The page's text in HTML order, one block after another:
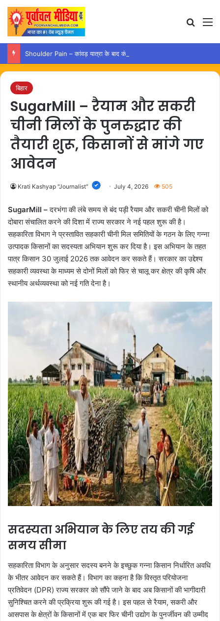
बिहार
SugarMill – रैयाम और सकरी
चीनी मिलों के पुनरुद्धार की
तैयारी शुरू, किसानों से मांगे गए
आवेदन
Krati Kashyap "Journalist" July 4, 2026 505
SugarMill –दरभंगा की लंबे समय से बंद पड़ी रैयाम और सकरी चीनी मिलों को
दोबारा संचालित करने की दिशा में राज्य सरकार ने नई पहल शुरू की है।
सहकारिता विभाग ने प्रस्तावित सहकारी चीनी मिल समितियों के गठन के लिए गन्ना
उत्पादक किसानों का सदस्यता अभियान शुरू कर दिया है। इस अभियान के तहत
पात्र किसान 30 जुलाई 2026 तक आवेदन कर सकते हैं। सरकार का उद्देश्य
सहकारी व्यवस्था के माध्यम से दोनों मिलों को फिर से चालू कर क्षेत्र की कृषि और
स्थानीय अर्थव्यवस्था को नई गति देना है।
सदस्यता अभियान के लिए तय की गई
समय सीमा
सहकारिता विभाग के अनुसार सदस्य बनने के इच्छुक गन्ना किसान निर्धारित अवधि
के भीतर आवेदन कर सकते हैं। विभाग का कहना है कि विस्तृत परियोजना
प्रतिवेदन (DPR) राज्य सरकार को सौंपे जाने के बाद अब किसानों की भागीदारी
सुनिश्चित करने की प्रक्रिया शुरू की गई है। इस पहल से रैयाम, सकरी और
आसपास के क्षेत्रों के किसानों में एक बार फिर चीनी उद्योग के पुनर्जीवन की उम्मीद